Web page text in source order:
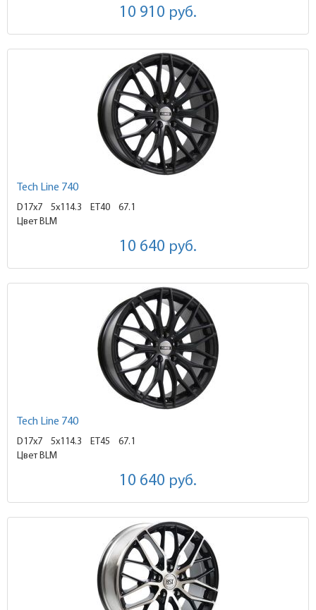
10 910 руб.
Tech Line 740
D17x7 5x114.3 ET40
67.1
Цвет BLM
10 640 руб.
Tech Line 740
D17x7 5x114.3 ET45
67.1
Цвет BLM
10 640 руб.